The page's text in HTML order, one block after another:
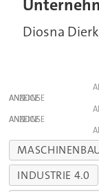
Diosna
ANZEIGE
ANZEIGE
INDUSTRIE 4.0